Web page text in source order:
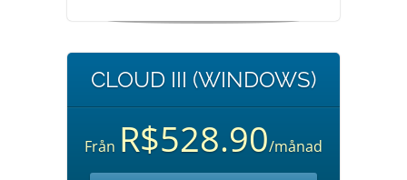
CLOUD III (WINDOWS)
Från R$528.90/månad